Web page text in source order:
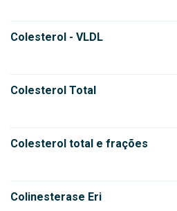
Colesterol - VLDL
Colesterol Total
Colesterol total e frações
Colinesterase Eri